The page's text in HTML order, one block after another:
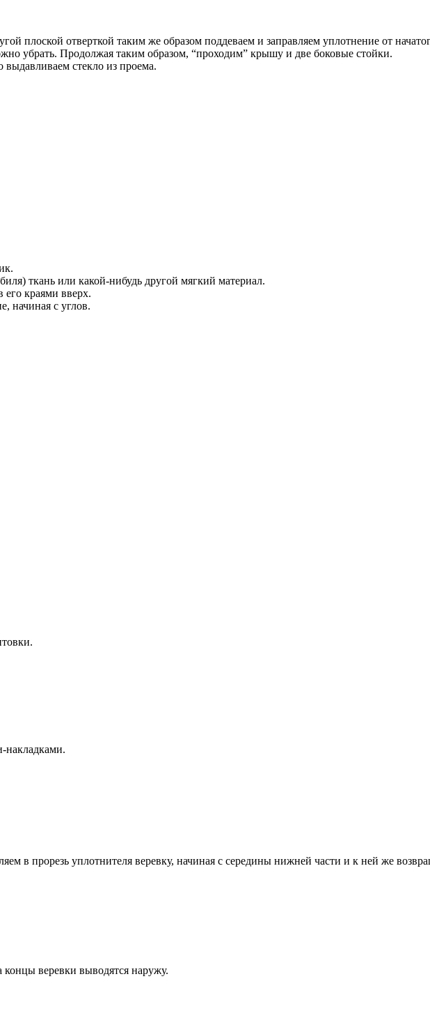
плоской отверткой таким же образом поддеваем и заправляем уплотнение от
убрать. Продолжая таким образом, “проходим” крышу и две боковые стойки.
стекло из проема.
ткань или какой-нибудь другой мягкий материал.
его краями вверх.
начиная с углов.
в прорезь уплотнителя веревку, начиная с середины нижней части и к ней же
концы веревки выводятся наружу.